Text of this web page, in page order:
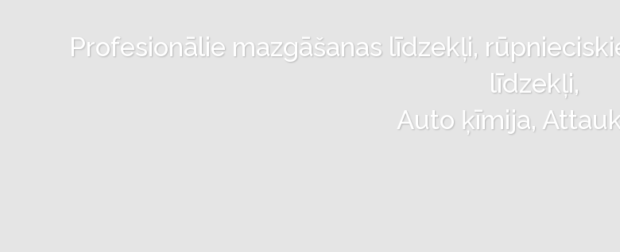
Profesionālie mazgāšanas līdzekļi,
līdzekļi,
Auto ķīmija,